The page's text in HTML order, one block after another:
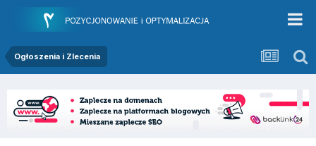
Ogłoszenia i Zlecenia